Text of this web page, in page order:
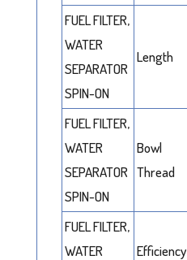
FUEL FILTER,
WATER
SEPARATOR
SPIN-ON
Length
FUEL FILTER,
WATER
SEPARATOR
SPIN-ON
Bowl
Thread
FUEL FILTER,
WATER
Efficiency